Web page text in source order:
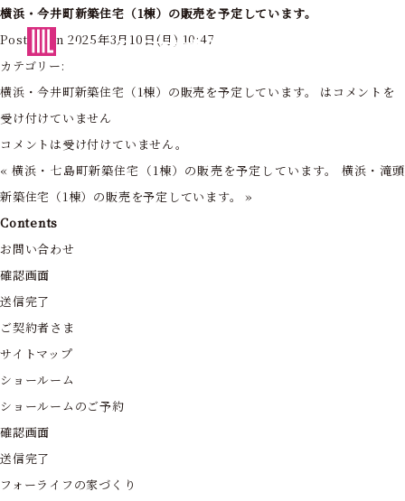
フォーライフ株式会社
横浜・今井町新築住宅（1棟）の販売を予定しています。
Posted on 2025年3月10日(月) 10:47
カテゴリー:
横浜・今井町新築住宅（1棟）の販売を予定しています。 は コメントを
受け付けていません
コメントは受け付けていません。
« 横浜・七島町新築住宅（1棟）の販売を予定しています。
横浜・滝頭
新築住宅（1棟）の販売を予定しています。
»
Contents
お問い合わせ
確認画面
送信完了
ご契約者さま
サイトマップ
ショールーム
ショールームのご予約
確認画面
送信完了
フォーライフの家づくり